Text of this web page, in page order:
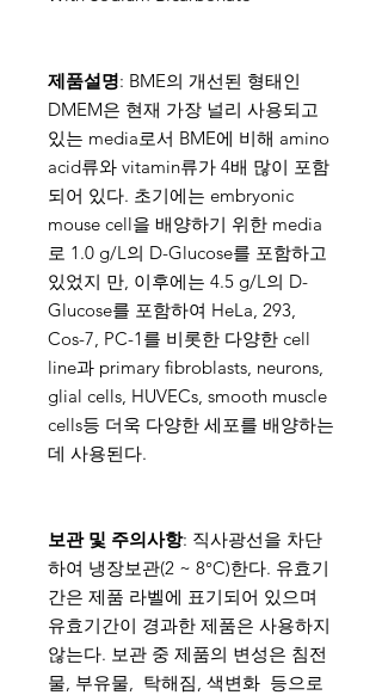
제품설명: BME의 개선된 형태인
DMEM은 현재 가장 널리 사용되고
있는 media로서 BME에 비해 amino
acid류와 vitamin류가 4배 많이 포함
되어 있다. 초기에는 embryonic
mouse cell을 배양하기 위한 media
로 1.0 g/L의 D-Glucose를 포함하고
있었지 만, 이후에는 4.5 g/L의 D-
Glucose를 포함하여 HeLa, 293,
Cos-7, PC-1를 비롯한 다양한 cell
line과 primary fibroblasts, neurons,
glial cells, HUVECs, smooth muscle
cells등 더욱 다양한 세포를 배양하는
데 사용된다.
보관 및 주의사항: 직사광선을 차단
하여 냉장보관(2 ~ 8°C)한다. 유효기
간은 제품 라벨에 표기되어 있으며
유효기간이 경과한 제품은 사용하지
않는다. 보관 중 제품의 변성은 침전
물, 부유물, 탁해짐, 색변화 등으로